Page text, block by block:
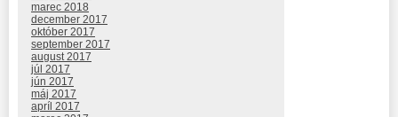
marec 2018
december 2017
október 2017
september 2017
august 2017
júl 2017
jún 2017
máj 2017
apríl 2017